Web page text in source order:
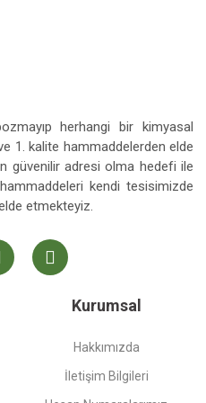
herhangi bir kimyasal
1. kalite hammaddelerden elde
güvenilir adresi olma hedefi ile
kendi tesisimizde
etmekteyiz.
Kurumsal
Hakkımızda
İletişim Bilgileri